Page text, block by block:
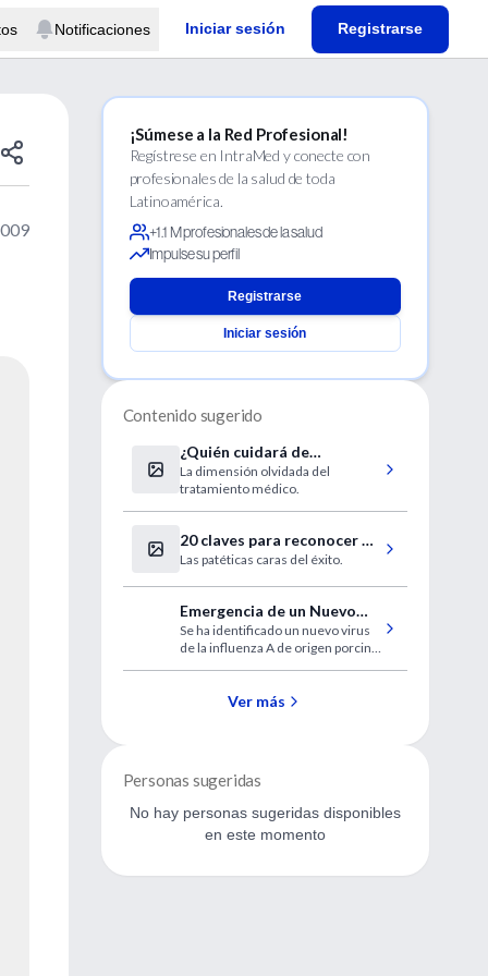
Notificaciones Iniciar sesión Registrarse
¡Súmese a la Red Profesional!
Regístrese en IntraMed y conecte con
profesionales de la salud de toda
Latinoamérica.
+1.1 M profesionales de la salud
Impulse su perfil
Registrarse
Iniciar sesión
Contenido sugerido
¿Quién cuidará de
nosotros?
La dimensión olvidada del
tratamiento médico.
20 claves para reconocer a
un imbécil (en medicina)
Las patéticas caras del éxito.
Emergencia de un Nuevo
virus humano de la influenza
A (H1N1)
Se ha identificado un nuevo virus
de la influenza A de origen porcino
de humano a humano.
Ver más
Personas sugeridas
No hay personas sugeridas disponibles
en este momento